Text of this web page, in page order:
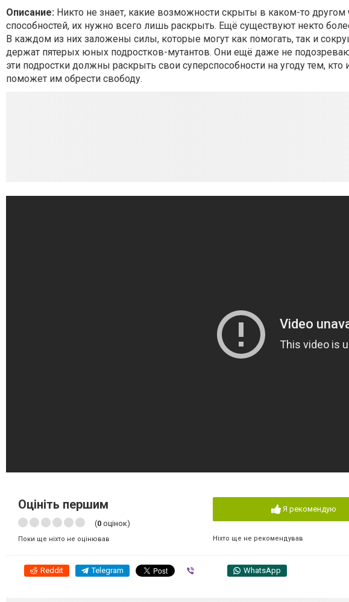
Описание: Никто не знает, какие возможности скрыты в каком-то
способностей, их нужно всего лишь раскрыть. Ещё существуют некто
В каждом из них заложены силы, которые могут как помогать, так и
держат пятерых юных подростков-мутантов. Они ещё даже не
эти подростки должны раскрыть свои суперспособности на угоду тем,
поможет им обрести свободу.
Оцініть першим
(0 оцінок)
Поки ще ніхто не оцінював
Я рекомендую
Ніхто ще не рекомендував
Reddit Telegram WhatsApp